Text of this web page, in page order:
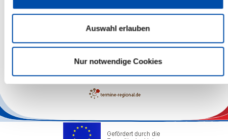
Auswahl erlauben
Nur notwendige Cookies